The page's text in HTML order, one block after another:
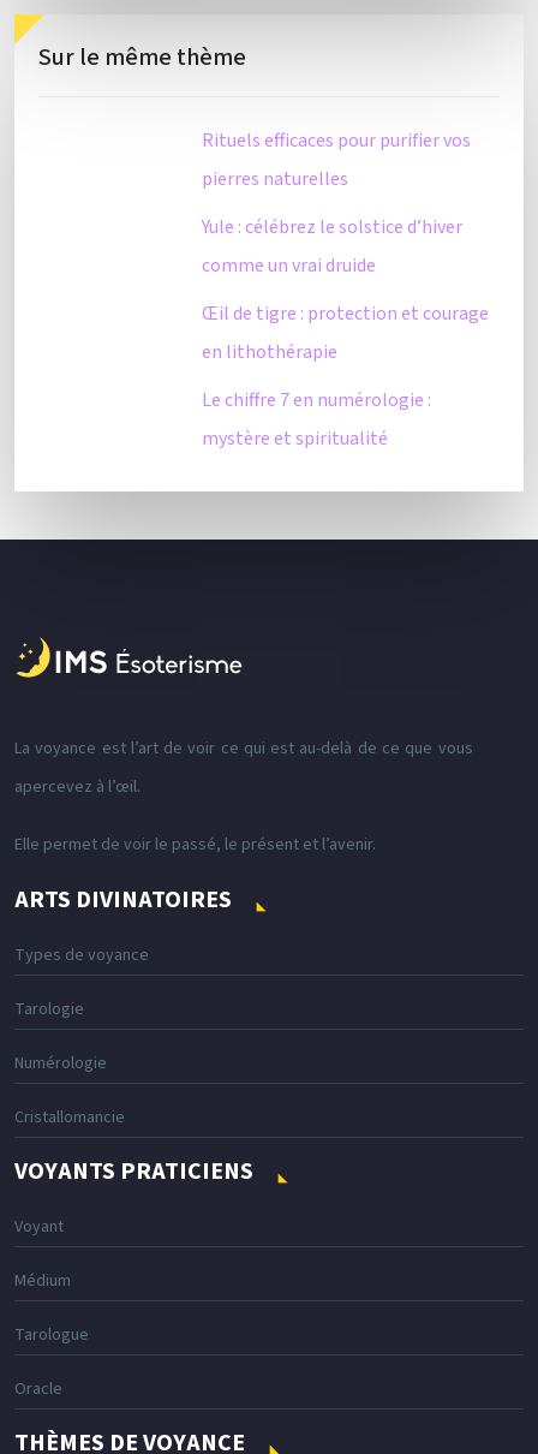
Sur le même thème
Rituels efficaces pour purifier vos
pierres naturelles
Yule : célébrez le solstice d’hiver
comme un vrai druide
Œil de tigre : protection et courage
en lithothérapie
Le chiffre 7 en numérologie :
mystère et spiritualité
La voyance est l’art de voir ce qui est au-delà de ce que vous
apercevez à l’œil.
Elle permet de voir le passé, le présent et l’avenir.
ARTS DIVINATOIRES
Types de voyance
Tarologie
Numérologie
Cristallomancie
VOYANTS PRATICIENS
Voyant
Médium
Tarologue
Oracle
THÈMES DE VOYANCE